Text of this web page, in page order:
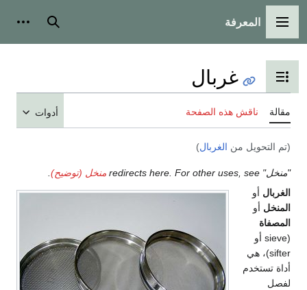
القائمة الرئيسية
المعرفة بحث
تبديل عرض جدول المحتويات
غربال
مقالة ناقش هذه الصفحة أدوات
(تم التحويل من الغربال)
"منخل" redirects here. For other uses, see منخل (توضيح)
الغربال أو
المنخل أو
المصفاة
(sieve أو
sifter)، هي
أداة تستخدم
لفصل